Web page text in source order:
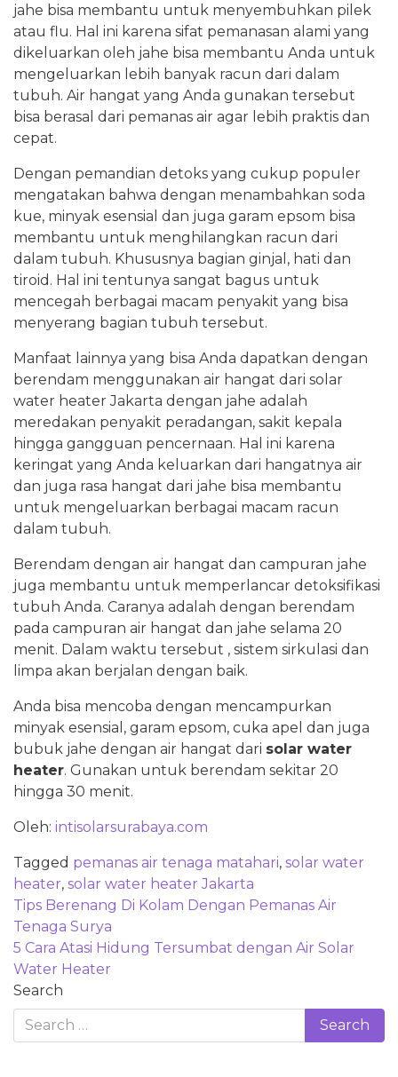
jahe bisa membantu untuk menyembuhkan pilek
atau flu. Hal ini karena sifat pemanasan alami yang
dikeluarkan oleh jahe bisa membantu Anda untuk
mengeluarkan lebih banyak racun dari dalam
tubuh. Air hangat yang Anda gunakan tersebut
bisa berasal dari pemanas air agar lebih praktis dan
cepat.
Dengan pemandian detoks yang cukup populer
mengatakan bahwa dengan menambahkan soda
kue, minyak esensial dan juga garam epsom bisa
membantu untuk menghilangkan racun dari
dalam tubuh. Khususnya bagian ginjal, hati dan
tiroid. Hal ini tentunya sangat bagus untuk
mencegah berbagai macam penyakit yang bisa
menyerang bagian tubuh tersebut.
Manfaat lainnya yang bisa Anda dapatkan dengan
berendam menggunakan air hangat dari solar
water heater Jakarta dengan jahe adalah
meredakan penyakit peradangan, sakit kepala
hingga gangguan pencernaan. Hal ini karena
keringat yang Anda keluarkan dari hangatnya air
dan juga rasa hangat dari jahe bisa membantu
untuk mengeluarkan berbagai macam racun
dalam tubuh.
Berendam dengan air hangat dan campuran jahe
juga membantu untuk memperlancar detoksifikasi
tubuh Anda. Caranya adalah dengan berendam
pada campuran air hangat dan jahe selama 20
menit. Dalam waktu tersebut , sistem sirkulasi dan
limpa akan berjalan dengan baik.
Anda bisa mencoba dengan mencampurkan
minyak esensial, garam epsom, cuka apel dan juga
bubuk jahe dengan air hangat dari solar water
heater. Gunakan untuk berendam sekitar 20
hingga 30 menit.
Oleh: intisolarsurabaya.com
Tagged pemanas air tenaga matahari, solar water
heater, solar water heater Jakarta
Post
navigation
Tips Berenang Di Kolam Dengan Pemanas Air
Tenaga Surya
5 Cara Atasi Hidung Tersumbat dengan Air Solar
Water Heater
Search